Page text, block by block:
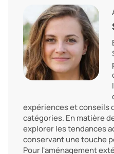
expériences et conseils
catégories. En matière
explorer les tendances
conservant une touche
Pour l'aménagement